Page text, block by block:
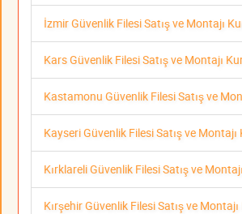
İzmir Güvenlik Filesi Satış ve Montajı
Kars Güvenlik Filesi Satış ve Montajı
Kastamonu Güvenlik Filesi Satış ve
Kayseri Güvenlik Filesi Satış ve
Kırklareli Güvenlik Filesi Satış ve
Kırşehir Güvenlik Filesi Satış ve